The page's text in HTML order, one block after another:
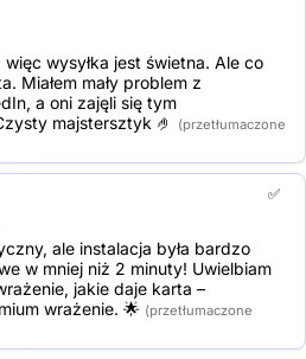
(black): 69,9% zniżki
(black): 73,1% zniżki
(black): 74,4% zniżki
wysyłka jest świetna. Ale co
Miałem mały problem z
a oni zajęli się tym
majstersztyk 🤌
(przetłumaczone
✅
ale instalacja była bardzo
w mniej niż 2 minuty! Uwielbiam
jakie daje karta –
wrażenie. 🌟 (przetłumaczone